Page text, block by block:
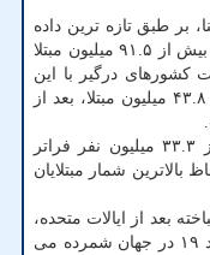
بر طبق تازه ترین داده
ها در جدول جهانی پاندمی کرونا، آمریکا با بیش از ۹۱.۵ میلیون مبتلا
کشورهای درگیر با این
بیماری قرار دارد و هند نیز با آمار بیش از ۴۳.۸ میلیون مبتلا، بعد از
آمار مبتلایان به کووید-۱۹ در برزیل هم از ۳۳.۳ میلیون نفر فراتر
شمار مبتلایان
بیش از ۶۷۵ هزار جانباخته بعد از ایالات متحده،
دومین کشور رکورددار تعداد قربانیان کووید ۱۹ در جهان شمرده می